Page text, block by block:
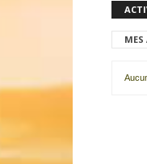
MES